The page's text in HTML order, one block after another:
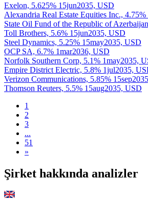
Exelon, 5.625% 15jun2035, USD
Alexandria Real Estate Equities Inc.,
State Oil Fund of the Republic of
Toll Brothers, 5.6% 15jun2035, USD
Steel Dynamics, 5.25% 15may2035, USD
OCP SA, 6.7% 1mar2036, USD
Norfolk Southern Corp, 5.1% 1may2035,
Empire District Electric, 5.8% 1jul2035,
Verizon Communications, 5.85%
Thomson Reuters, 5.5% 15aug2035, USD
1
2
3
...
51
»
Şirket hakkında analizler